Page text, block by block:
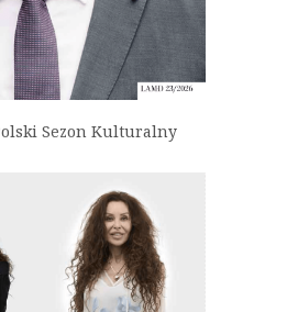
Sezon Kulturalny